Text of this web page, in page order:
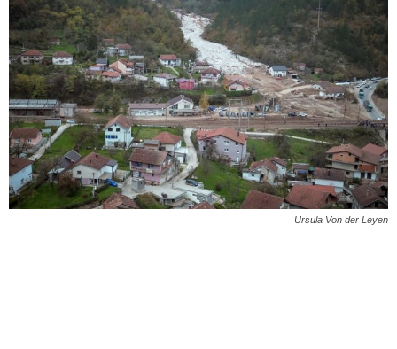
Ursula Von der Leyen